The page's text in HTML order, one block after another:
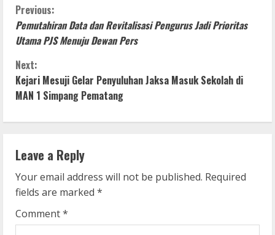
C
o
n
t
i
n
u
e
R
Previous:
Pemutahiran Data dan Revitalisasi Pengurus Jadi Prioritas
Utama PJS Menuju Dewan Pers
Next:
Kejari Mesuji Gelar Penyuluhan Jaksa Masuk Sekolah di
MAN 1 Simpang Pematang
Leave a Reply
Your email address will not be published. Required
fields are marked *
Comment*